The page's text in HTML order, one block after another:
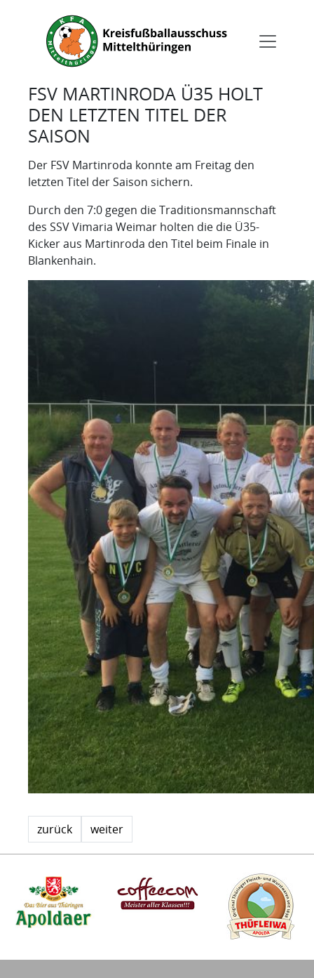
FSV MARTINRODA Ü35 HOLT
DEN LETZTEN TITEL DER
SAISON
Der FSV Martinroda konnte am Freitag den
letzten Titel der Saison sichern.
Durch den 7:0 gegen die Traditionsmannschaft
des SSV Vimaria Weimar holten die die Ü35-
Kicker aus Martinroda den Titel beim Finale in
Blankenhain.
zurück weiter